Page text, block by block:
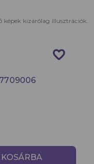
képek kizárólag illusztrációk.
favorite_border
KOSÁRBA